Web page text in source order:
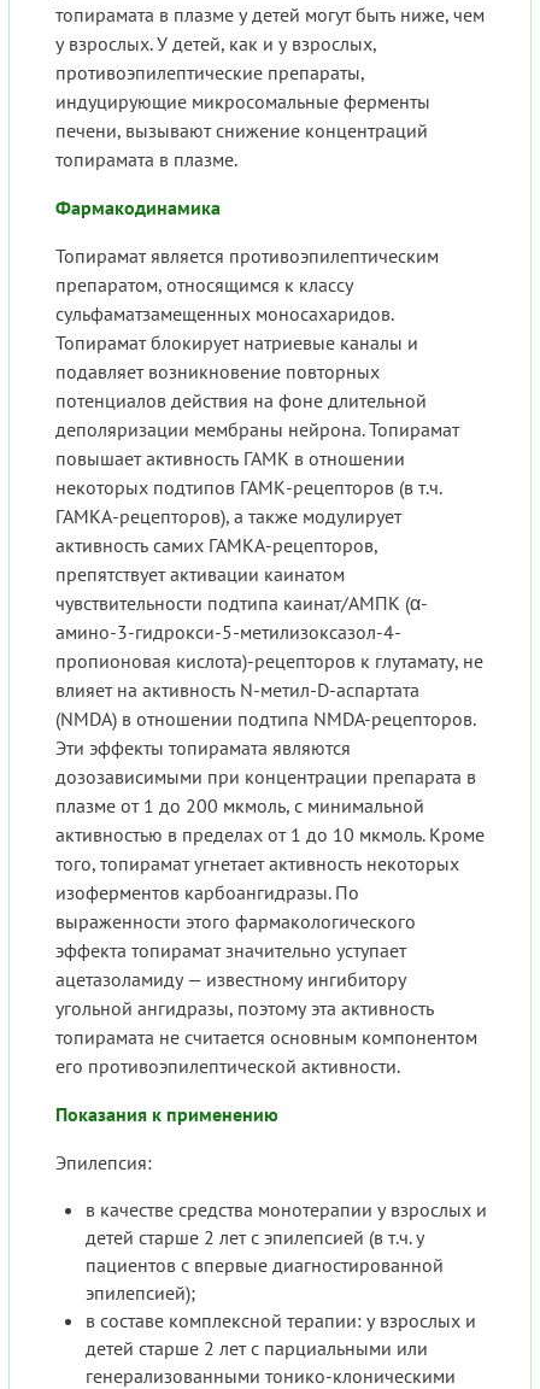
топирамата в плазме у детей могут быть ниже, чем
у взрослых. У детей, как и у взрослых,
противоэпилептические препараты,
индуцирующие микросомальные ферменты
печени, вызывают снижение концентраций
топирамата в плазме.
Фармакодинамика
Топирамат является противоэпилептическим
препаратом, относящимся к классу
сульфаматзамещенных моносахаридов.
Топирамат блокирует натриевые каналы и
подавляет возникновение повторных
потенциалов действия на фоне длительной
деполяризации мембраны нейрона. Топирамат
повышает активность ГАМК в отношении
некоторых подтипов ГАМК-рецепторов (в т.ч.
ГАМКА-рецепторов), а также модулирует
активность самих ГАМКА-рецепторов,
препятствует активации каинатом
чувствительности подтипа каинат/АМПК (α-
амино-3-гидрокси-5-метилизоксазол-4-
пропионовая кислота)-рецепторов к глутамату, не
влияет на активность N-метил-D-аспартата
(NMDA) в отношении подтипа NMDA-рецепторов.
Эти эффекты топирамата являются
дозозависимыми при концентрации препарата в
плазме от 1 до 200 мкмоль, с минимальной
активностью в пределах от 1 до 10 мкмоль. Кроме
того, топирамат угнетает активность некоторых
изоферментов карбоангидразы. По
выраженности этого фармакологического
эффекта топирамат значительно уступает
ацетазоламиду — известному ингибитору
угольной ангидразы, поэтому эта активность
топирамата не считается основным компонентом
его противоэпилептической активности.
Показания к применению
Эпилепсия:
в качестве средства монотерапии у взрослых и
детей старше 2 лет с эпилепсией (в т.ч. у
пациентов с впервые диагностированной
эпилепсией);
в составе комплексной терапии: у взрослых и
детей старше 2 лет с парциальными или
генерализованными тонико-клоническими